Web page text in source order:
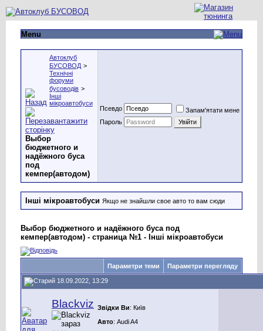
Menu
Автоклуб
БУСОВОД >
Технічні
форуми
бусоводів >
Інші
мікроавтобуси
Выбор
бюджетного и
надёжного буса
под
кемпер(автодом)
Псевдо
Запам'ятати мене
Пароль
Інші мікроавтобуси Якщо не знайшли свое авто то вам сюди
Выбор бюджетного и надёжного буса под
кемпер(автодом) - страница №1 - Інші мікроавтобуси
Параметри теми Параметри перегляду
18.09.2022, 13:29
Blackviz Звідки Ви: Київ
Авто: Audi A4